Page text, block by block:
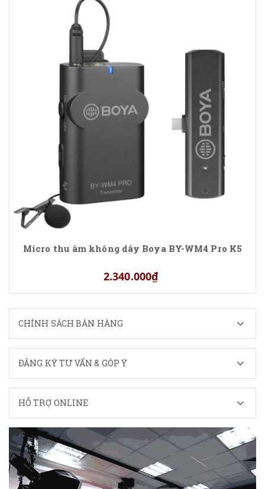
Micro thu âm không dây Boya BY-WM4 Pro K5
2.340.000₫
CHÍNH SÁCH BÁN HÀNG
ĐĂNG KÝ TƯ VẤN & GÓP Ý
HỖ TRỢ ONLINE